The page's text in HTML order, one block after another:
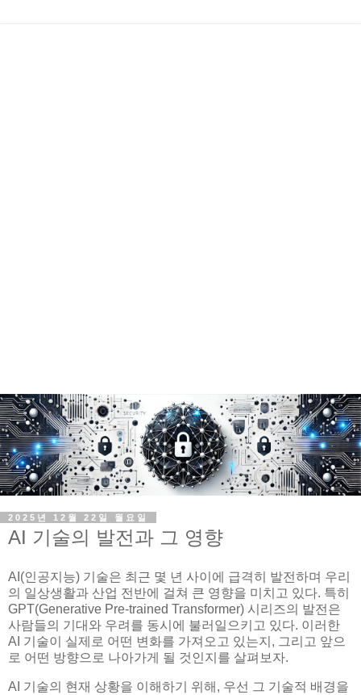
2025년 12월 22일 월요일
AI 기술의 발전과 그 영향
AI(인공지능) 기술은 최근 몇 년 사이에 급격히 발전하며 우리
의 일상생활과 산업 전반에 걸쳐 큰 영향을 미치고 있다. 특히
GPT(Generative Pre-trained Transformer) 시리즈의 발전은
사람들의 기대와 우려를 동시에 불러일으키고 있다. 이러한
AI 기술이 실제로 어떤 변화를 가져오고 있는지, 그리고 앞으
로 어떤 방향으로 나아가게 될 것인지를 살펴보자.
AI 기술의 현재 상황을 이해하기 위해, 우선 그 기술적 배경을